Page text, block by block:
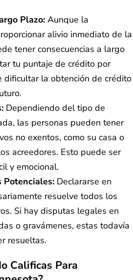
Plazo: Aunque la
alivio inmediato de la
tener consecuencias a largo
tu puntaje de crédito por
dificultar la obtención de crédito
Dependiendo del tipo de
las personas pueden tener
no exentos, como su casa o
acreedores. Esto puede ser
y emocional.
Potenciales: Declararse en
resuelve todos los
Si hay disputas legales en
o gravámenes, estas todavía
resueltas.
Calificas Para